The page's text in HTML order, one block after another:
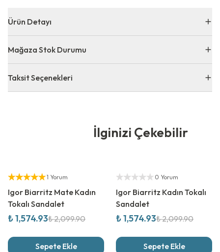
Ürün Detayı
Mağaza Stok Durumu
Taksit Seçenekleri
İlginizi Çekebilir
Yetkili Satıcı
1 Yorum
Igor Biarritz Mate Kadın
Tokalı Sandalet
₺ 1,574.93₺ 2,099.90
Sepete Ekle
Yetkili Satıcı
0 Yorum
Igor Biarritz Kadın Tokalı
Sandalet
₺ 1,574.93₺ 2,099.90
Sepete Ekle